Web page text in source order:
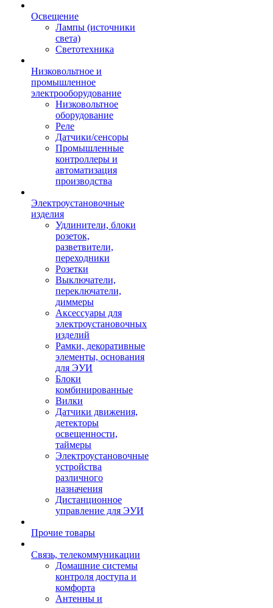
Освещение
Лампы (источники
света)
Светотехника
Низковольтное и
промышленное
электрооборудование
Низковольтное
оборудование
Реле
Датчики/сенсоры
Промышленные
контроллеры и
автоматизация
производства
Электроустановочные
изделия
Удлинители, блоки
розеток,
разветвители,
переходники
Розетки
Выключатели,
переключатели,
диммеры
Аксессуары для
электроустановочных
изделий
Рамки, декоративные
элементы, основания
для ЭУИ
Блоки
комбинированные
Вилки
Датчики движения,
детекторы
освещенности,
таймеры
Электроустановочные
устройства
различного
назначения
Дистанционное
управление для ЭУИ
Прочие товары
Связь, телекоммуникации
Домашние системы
контроля доступа и
комфорта
Антенны и